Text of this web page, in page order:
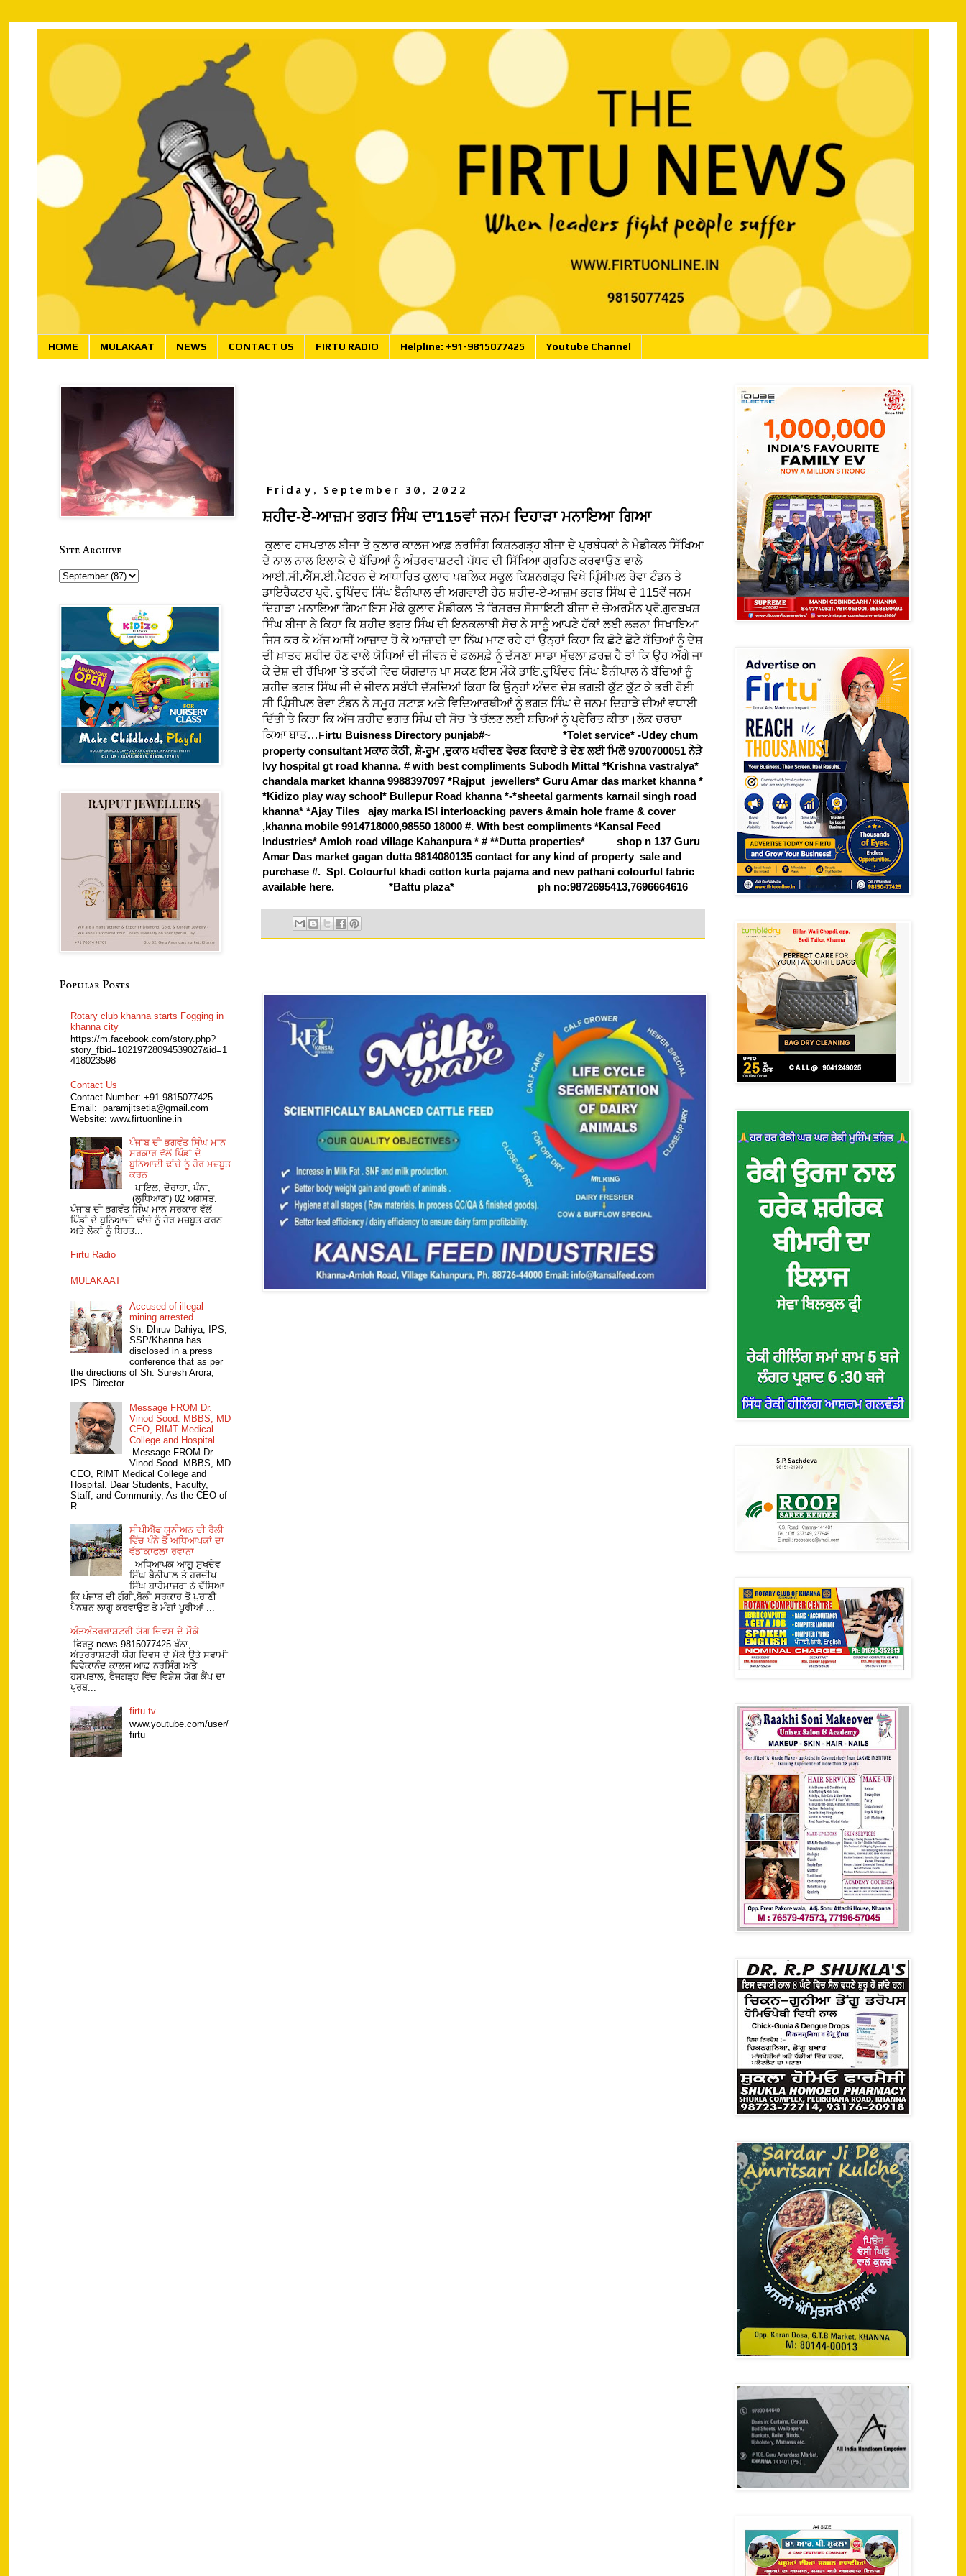
HOME MULAKAAT NEWS CONTACT US FIRTU RADIO Helpline: +91-9815077425 Youtube Channel
Friday, September 30, 2022
ਸ਼ਹੀਦ-ਏ-ਆਜ਼ਮ ਭਗਤ ਸਿੰਘ ਦਾ115ਵਾਂ ਜਨਮ ਦਿਹਾੜਾ ਮਨਾਇਆ ਗਿਆ
ਕੁਲਾਰ ਹਸਪਤਾਲ ਬੀਜਾ ਤੇ ਕੁਲਾਰ ਕਾਲਜ ਆਫ਼ ਨਰਸਿੰਗ ਕਿਸ਼ਨਗੜ੍ਹ ਬੀਜਾ ਦੇ ਪ੍ਰਬੰਧਕਾਂ ਨੇ ਮੈਡੀਕਲ ਸਿੱਖਿਆ
ਦੇ ਨਾਲ ਨਾਲ ਇਲਾਕੇ ਦੇ ਬੱਚਿਆਂ ਨੂੰ ਅੰਤਰਰਾਸ਼ਟਰੀ ਪੱਧਰ ਦੀ ਸਿੱਖਿਆ ਗ੍ਰਹਿਣ ਕਰਵਾਉਣ ਵਾਲੇ
ਆਈ.ਸੀ.ਐੱਸ.ਈ.ਪੈਟਰਨ ਦੇ ਆਧਾਰਿਤ ਕੁਲਾਰ ਪਬਲਿਕ ਸਕੂਲ ਕਿਸ਼ਨਗੜ੍ਹ ਵਿਖੇ ਪਿ੍ੰਸੀਪਲ ਰੇਵਾ ਟੰਡਨ ਤੇ
ਡਾਇਰੈਕਟਰ ਪ੍ਰੋ. ਰੁਪਿੰਦਰ ਸਿੰਘ ਬੈਨੀਪਾਲ ਦੀ ਅਗਵਾਈ ਹੇਠ ਸ਼ਹੀਦ-ਏ-ਆਜ਼ਮ ਭਗਤ ਸਿੰਘ ਦੇ 115ਵੇਂ ਜਨਮ
ਦਿਹਾੜਾ ਮਨਾਇਆ ਗਿਆ ਇਸ ਮੌਕੇ ਕੁਲਾਰ ਮੈਡੀਕਲ 'ਤੇ ਰਿਸਰਚ ਸੋਸਾਇਟੀ ਬੀਜਾ ਦੇ ਚੇਅਰਮੈਨ ਪ੍ਰੋ.ਗੁਰਬਖਸ਼
ਸਿੰਘ ਬੀਜਾ ਨੇ ਕਿਹਾ ਕਿ ਸ਼ਹੀਦ ਭਗਤ ਸਿੰਘ ਦੀ ਇਨਕਲਾਬੀ ਸੋਚ ਨੇ ਸਾਨੂੰ ਆਪਣੇ ਹੱਕਾਂ ਲਈ ਲੜਨਾ ਸਿਖਾਇਆ
ਜਿਸ ਕਰ ਕੇ ਅੱਜ ਅਸੀਂ ਆਜ਼ਾਦ ਹੋ ਕੇ ਆਜ਼ਾਦੀ ਦਾ ਨਿੱਘ ਮਾਣ ਰਹੇ ਹਾਂ ਉਨ੍ਹਾਂ ਕਿਹਾ ਕਿ ਛੋਟੇ ਛੋਟੇ ਬੱਚਿਆਂ ਨੂੰ ਦੇਸ਼
ਦੀ ਖ਼ਾਤਰ ਸ਼ਹੀਦ ਹੋਣ ਵਾਲੇ ਯੋਧਿਆਂ ਦੀ ਜੀਵਨ ਦੇ ਫ਼ਲਸਫ਼ੇ ਨੂੰ ਦੱਸਣਾ ਸਾਡਾ ਮੁੱਢਲਾ ਫ਼ਰਜ਼ ਹੈ ਤਾਂ ਕਿ ਉਹ ਅੱਗੇ ਜਾ
ਕੇ ਦੇਸ਼ ਦੀ ਰੱਖਿਆ 'ਤੇ ਤਰੱਕੀ ਵਿਚ ਯੋਗਦਾਨ ਪਾ ਸਕਣ ਇਸ ਮੌਕੇ ਡਾਇ.ਰੁਪਿੰਦਰ ਸਿੰਘ ਬੈਨੀਪਾਲ ਨੇ ਬੱਚਿਆਂ ਨੂੰ
ਸ਼ਹੀਦ ਭਗਤ ਸਿੰਘ ਜੀ ਦੇ ਜੀਵਨ ਸਬੰਧੀ ਦੱਸਦਿਆਂ ਕਿਹਾ ਕਿ ਉਨ੍ਹਾਂ ਅੰਦਰ ਦੇਸ਼ ਭਗਤੀ ਕੁੱਟ ਕੁੱਟ ਕੇ ਭਰੀ ਹੋਈ
ਸੀ ਪਿ੍ੰਸੀਪਲ ਰੇਵਾ ਟੰਡਨ ਨੇ ਸਮੂਹ ਸਟਾਫ਼ ਅਤੇ ਵਿਦਿਆਰਥੀਆਂ ਨੂੰ ਭਗਤ ਸਿੰਘ ਦੇ ਜਨਮ ਦਿਹਾੜੇ ਦੀਆਂ ਵਧਾਈ
ਦਿੱਤੀ ਤੇ ਕਿਹਾ ਕਿ ਅੱਜ ਸ਼ਹੀਦ ਭਗਤ ਸਿੰਘ ਦੀ ਸੋਚ 'ਤੇ ਚੱਲਣ ਲਈ ਬਚਿਆਂ ਨੂੰ ਪ੍ਰੇਰਿਤ ਕੀਤਾ।ਲੋਕ ਚਰਚਾ
ਕਿਆ ਬਾਤ…Firtu Buisness Directory punjab#~ *Tolet service* -Udey chum
property consultant ਮਕਾਨ ਕੋਠੀ, ਸ਼ੋ-ਰੂਮ ,ਦੁਕਾਨ ਖਰੀਦਣ ਵੇਚਣ ਕਿਰਾਏ ਤੇ ਦੇਣ ਲਈ ਮਿਲੋ 9700700051 ਨੇੜੇ
lvy hospital gt road khanna. # with best compliments Subodh Mittal *Krishna vastralya*
chandala market khanna 9988397097 *Rajput jewellers* Guru Amar das market khanna *
*Kidizo play way school* Bullepur Road khanna *-*sheetal garments karnail singh road
khanna* *Ajay Tiles _ajay marka ISI interloacking pavers &main hole frame & cover
,khanna mobile 9914718000,98550 18000 #. With best compliments *Kansal Feed
Industries* Amloh road village Kahanpura * # **Dutta properties* shop n 137 Guru
Amar Das market gagan dutta 9814080135 contact for any kind of property sale and
purchase #. Spl. Colourful khadi cotton kurta pajama and new pathani colourful fabric
available here. *Battu plaza* ph no:9872695413,7696664616
Site Archive
Popular Posts
Rotary club khanna starts Fogging in
khanna city
https://m.facebook.com/story.php?
story_fbid=10219728094539027&id=1
418023598
Contact Us
Contact Number: +91-9815077425
Email: paramjitsetia@gmail.com
Website: www.firtuonline.in
ਪੰਜਾਬ ਦੀ ਭਗਵੰਤ ਸਿੰਘ ਮਾਨ
ਸਰਕਾਰ ਵੱਲੋਂ ਪਿੰਡਾਂ ਦੇ
ਬੁਨਿਆਦੀ ਢਾਂਚੇ ਨੂੰ ਹੋਰ ਮਜ਼ਬੂਤ
ਕਰਨ
ਪਾਇਲ, ਦੋਰਾਹਾ, ਖੰਨਾ,
(ਲੁਧਿਆਣਾ) 02 ਅਗਸਤ:
ਪੰਜਾਬ ਦੀ ਭਗਵੰਤ ਸਿੰਘ ਮਾਨ ਸਰਕਾਰ ਵੱਲੋਂ
ਪਿੰਡਾਂ ਦੇ ਬੁਨਿਆਦੀ ਢਾਂਚੇ ਨੂੰ ਹੋਰ ਮਜ਼ਬੂਤ ਕਰਨ
ਅਤੇ ਲੋਕਾਂ ਨੂੰ ਬਿਹਤ...
Firtu Radio
MULAKAAT
Accused of illegal
mining arrested
Sh. Dhruv Dahiya, IPS,
SSP/Khanna has
disclosed in a press
conference that as per
the directions of Sh. Suresh Arora,
IPS. Director ...
Message FROM Dr.
Vinod Sood. MBBS, MD
CEO, RIMT Medical
College and Hospital
Message FROM Dr.
Vinod Sood. MBBS, MD
CEO, RIMT Medical College and
Hospital. Dear Students, Faculty,
Staff, and Community, As the CEO of
R...
ਸੀਪੀਐੱਫ ਯੂਨੀਅਨ ਦੀ ਰੈਲੀ
ਵਿੱਚ ਖੰਨੇ ਤੋਂ ਅਧਿਆਪਕਾਂ ਦਾ
ਵੱਡਾਕਾਫਲਾ ਰਵਾਨਾ
ਅਧਿਆਪਕ ਆਗੂ ਸੁਖਦੇਵ
ਸਿੰਘ ਬੈਨੀਪਾਲ ਤੇ ਹਰਦੀਪ
ਸਿੰਘ ਬਾਹੋਮਾਜਰਾ ਨੇ ਦੱਸਿਆ
ਕਿ ਪੰਜਾਬ ਦੀ ਗੁੰਗੀ,ਬੋਲੀ ਸਰਕਾਰ ਤੋਂ ਪੁਰਾਣੀ
ਪੈਨਸ਼ਨ ਲਾਗੂ ਕਰਵਾਉਣ ਤੇ ਮੰਗਾਂ ਪੂਰੀਆਂ ...
ਅੰਤਅੰਤਰਰਾਸ਼ਟਰੀ ਯੋਗ ਦਿਵਸ ਦੇ ਮੌਕੇ
ਫਿਰਤੂ news-9815077425-ਖੰਨਾ,
ਅੰਤਰਰਾਸ਼ਟਰੀ ਯੋਗ ਦਿਵਸ ਦੇ ਮੌਕੇ ਉਤੇ ਸਵਾਮੀ
ਵਿਵੇਕਾਨੰਦ ਕਾਲਜ ਆਫ਼ ਨਰਸਿੰਗ ਅਤੇ
ਹਸਪਤਾਲ, ਫੈਜਗੜ੍ਹ ਵਿੱਚ ਵਿਸ਼ੇਸ਼ ਯੋਗ ਕੈਂਪ ਦਾ
ਪ੍ਰਬ...
firtu tv
www.youtube.com/user/
firtu